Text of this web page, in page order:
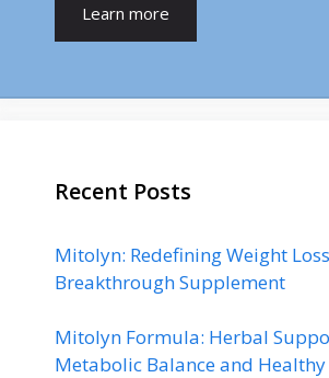
Learn more
Recent Posts
Mitolyn: Redefining Weight
Breakthrough Supplement
Mitolyn Formula: Herbal
Metabolic Balance and